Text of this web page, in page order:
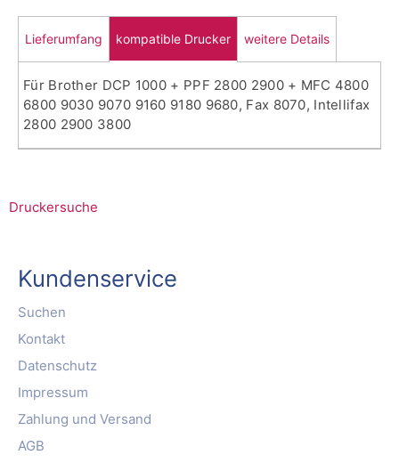
Lieferumfang kompatible Drucker weitere Details
Für Brother DCP 1000 + PPF 2800 2900 + MFC 4800
6800 9030 9070 9160 9180 9680, Fax 8070, Intellifax
2800 2900 3800
Druckersuche
Kundenservice
Suchen
Kontakt
Datenschutz
Impressum
Zahlung und Versand
AGB